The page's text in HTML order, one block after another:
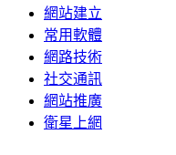
網站建立
常用軟體
網路技術
社交通訊
網站推廣
衛星上網